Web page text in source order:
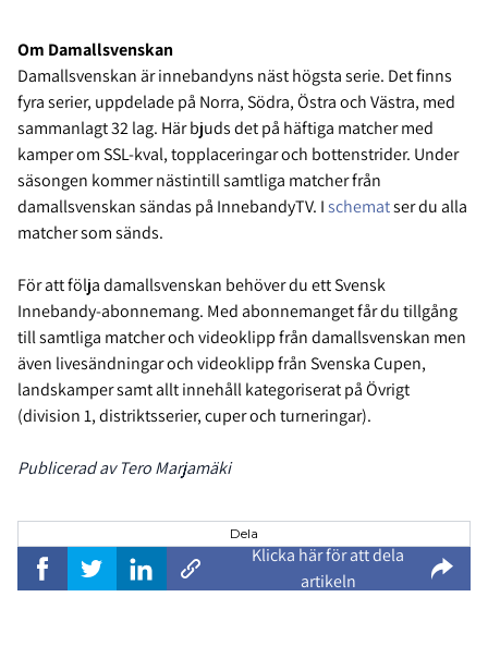
Om Damallsvenskan
Damallsvenskan är innebandyns näst högsta serie. Det finns
fyra serier, uppdelade på Norra, Södra, Östra och Västra, med
sammanlagt 32 lag. Här bjuds det på häftiga matcher med
kamper om SSL-kval, topplaceringar och bottenstrider. Under
säsongen kommer nästintill samtliga matcher från
damallsvenskan sändas på InnebandyTV. Ischematser du alla
matcher som sänds.
För att följa damallsvenskan behöver du ett Svensk
Innebandy-abonnemang. Med abonnemanget får du tillgång
till samtliga matcher och videoklipp från damallsvenskan men
även livesändningar och videoklipp från Svenska Cupen,
landskamper samt allt innehåll kategoriserat på Övrigt
(division 1, distriktsserier, cuper och turneringar).
Publicerad av Tero Marjamäki
Dela
Klicka här för att dela
artikeln